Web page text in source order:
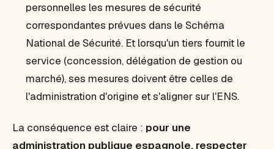
personnelles les mesures de sécurité
correspondantes prévues dans le Schéma
National de Sécurité. Et lorsqu'un tiers fournit le
service (concession, délégation de gestion ou
marché), ses mesures doivent être celles de
l'administration d'origine et s'aligner sur l'ENS.
La conséquence est claire : pour une
administration publique espagnole, respecter